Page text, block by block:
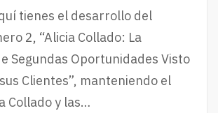
tienes el desarrollo del
2, “Alicia Collado: La
Segundas Oportunidades Visto
Clientes”, manteniendo el
Collado y las…